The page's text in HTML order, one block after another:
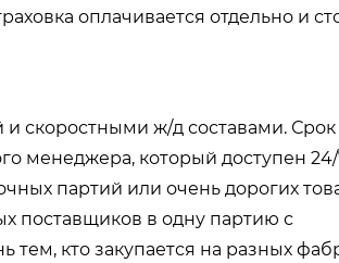
оплачивается отдельно и
скоростными ж/д составами. Срок
менеджера, который доступен 24/
партий или очень дорогих
поставщиков в одну партию с
кто закупается на разных